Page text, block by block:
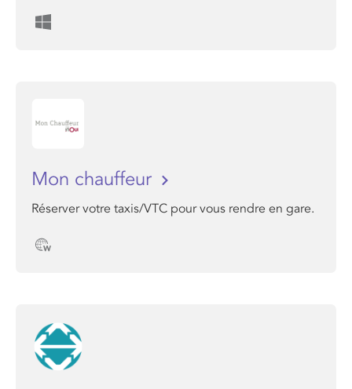
Mon chauffeur
Réserver votre taxis/VTC pour vous rendre en gare.